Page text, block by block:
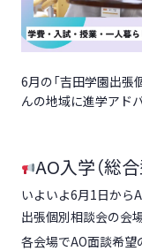
6月の「吉田学園出張
んの地域に進学アド
AO入学（総
いよいよ6月1日から
出張個別相談会の会
各会場でAO面談希望